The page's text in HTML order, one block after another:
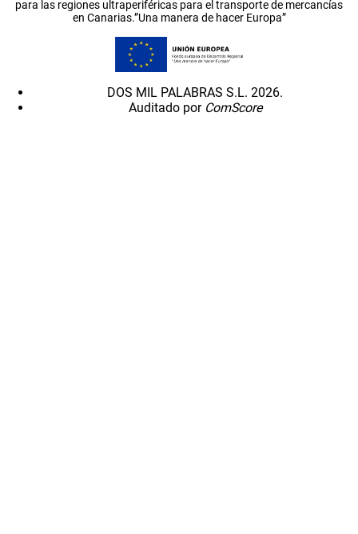
para las regiones ultraperiféricas para el transporte de mercancías
en Canarias.”Una manera de hacer Europa”
DOS MIL PALABRAS S.L. 2026.
Auditado por ComScore